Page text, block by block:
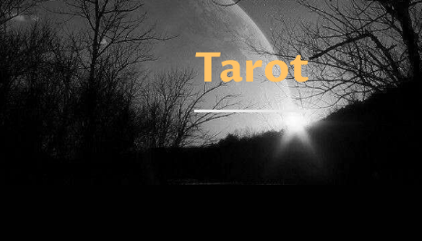
TAROT
SPÅDAM-SIERSKA
BLOGG
JOBBA SOM SPÅDAM
Tarot